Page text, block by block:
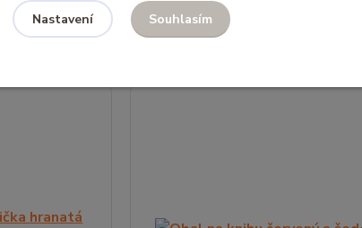
Související zboží 5
Nastavení Souhlasím